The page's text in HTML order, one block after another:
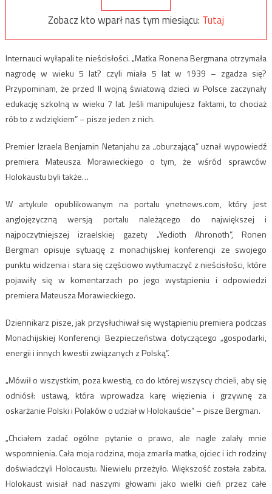
Zobacz kto wparł nas tym miesiącu: Tutaj
Internauci wyłapali te nieścisłości. „Matka Ronena Bergmana otrzymała
nagrodę w wieku 5 lat? czyli miała 5 lat w 1939 – zgadza się?
Przypominam, że przed II wojną światową dzieci w Polsce zaczynały
edukację szkolną w wieku 7 lat. Jeśli manipulujesz faktami, to chociaż
rób to z wdziękiem” – pisze jeden z nich.
Premier Izraela Benjamin Netanjahu za „oburzającą” uznał wypowiedź
premiera Mateusza Morawieckiego o tym, że wśród sprawców
Holokaustu byli także…
W artykule opublikowanym na portalu ynetnews.com, który jest
anglojęzyczną wersją portalu należącego do największej i
najpoczytniejszej izraelskiej gazety „Yedioth Ahronoth”, Ronen
Bergman opisuje sytuację z monachijskiej konferencji ze swojego
punktu widzenia i stara się częściowo wytłumaczyć z nieścisłości, które
pojawiły się w komentarzach po jego wystąpieniu i odpowiedzi
premiera Mateusza Morawieckiego.
Dziennikarz pisze, jak przysłuchiwał się wystąpieniu premiera podczas
Monachijskiej Konferencji Bezpieczeństwa dotyczącego „gospodarki,
energii i innych kwestii związanych z Polską”.
„Mówił o wszystkim, poza kwestią, co do której wszyscy chcieli, aby się
odniósł: ustawą, która wprowadza karę więzienia i grzywnę za
oskarżanie Polski i Polaków o udział w Holokauście” – pisze Bergman.
„Chciałem zadać ogólne pytanie o prawo, ale nagle zalały mnie
wspomnienia. Cała moja rodzina, moja zmarła matka, ojciec i ich rodziny
doświadczyli Holocaustu. Niewielu przeżyło. Większość została zabita.
Holokaust wisiał nad naszymi głowami jako wielki cień przez całe